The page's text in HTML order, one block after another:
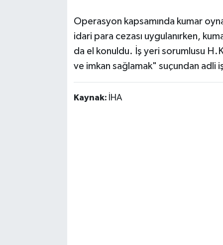
Operasyon kapsamında kumar
idari para cezası uygulanırken,
da el konuldu. İş yeri sorumlusu
ve imkan sağlamak" suçundan adli
Kaynak: İHA